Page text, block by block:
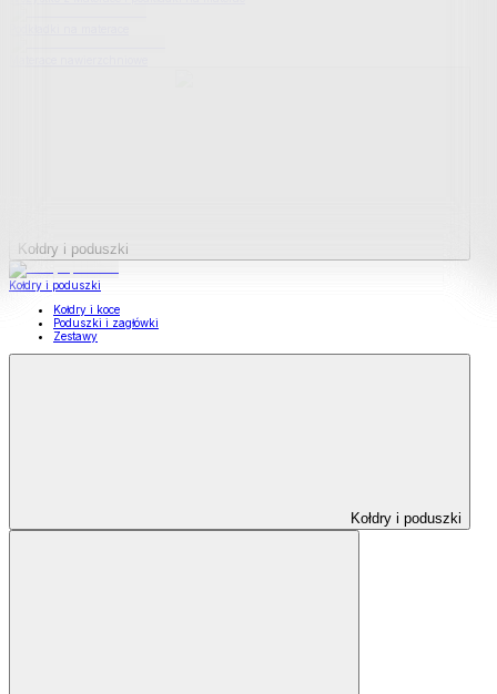
Kołdry i poduszki
Kołdry i poduszki
Kołdry i koce
Poduszki i zagłówki
Zestawy
Kołdry i poduszki